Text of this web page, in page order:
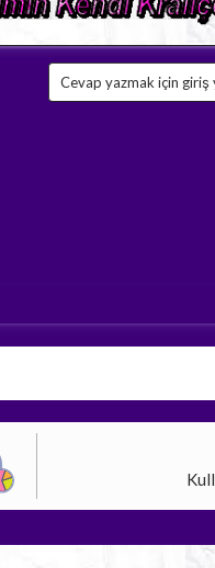
Cevap yazmak için giriş